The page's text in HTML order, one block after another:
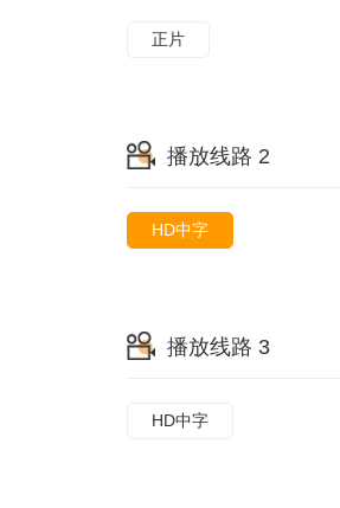
正片
播放线路 2
HD中字
播放线路 3
HD中字